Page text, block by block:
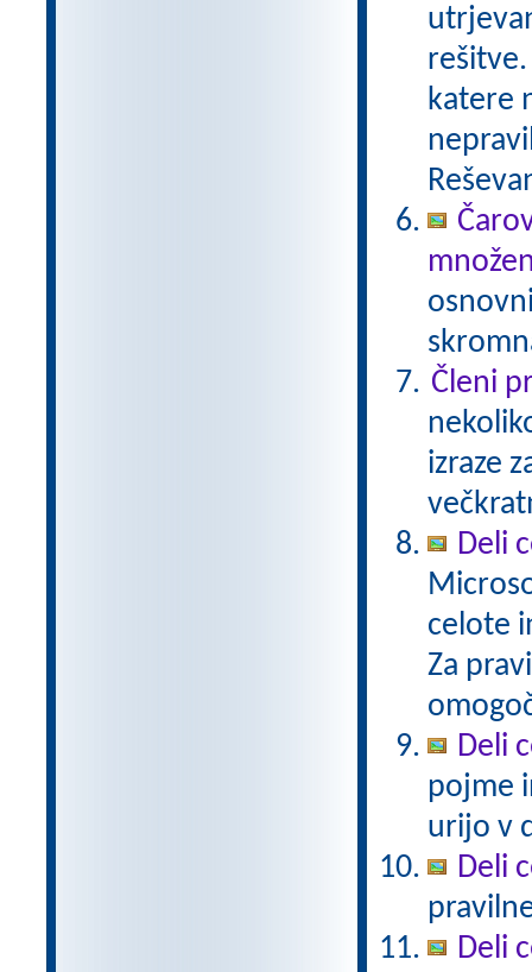
katere
Členi
izraze
Deli
celote
Za
Deli
pojme
urijo v
Deli
Deli